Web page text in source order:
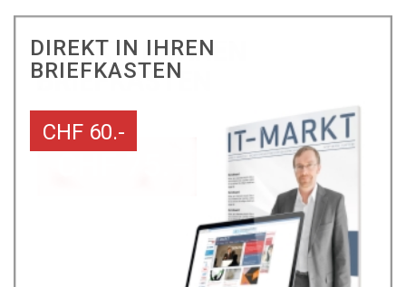
DIREKT IN IHREN
BRIEFKASTEN
CHF 60.-